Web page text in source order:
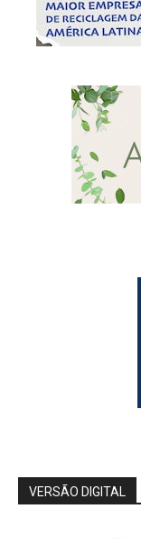
VERSÃO DIGITAL